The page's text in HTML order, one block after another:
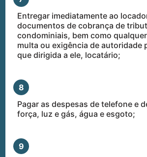
Entregar imediatamente ao
documentos de cobrança de
condominiais, bem como
multa ou exigência de autoridade
que dirigida a ele, locatário;
8
Pagar as despesas de telefone e
força, luz e gás, água e esgoto;
9